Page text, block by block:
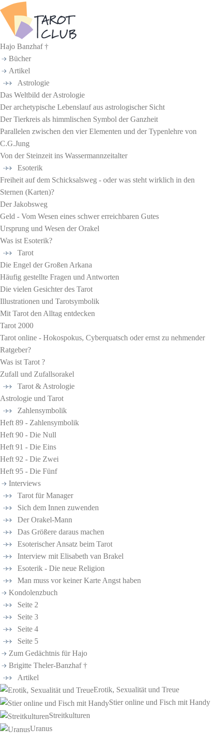
Hajo Banzhaf †
Bücher
Artikel
Astrologie
Das Weltbild der Astrologie
Der archetypische Lebenslauf aus astrologischer Sicht
Der Tierkreis als himmlischen Symbol der Ganzheit
Parallelen zwischen den vier Elementen und der Typenlehre von
C.G.Jung
Von der Steinzeit ins Wassermannzeitalter
Esoterik
Freiheit auf dem Schicksalsweg - oder was steht wirklich in den
Sternen (Karten)?
Der Jakobsweg
Geld - Vom Wesen eines schwer erreichbaren Gutes
Ursprung und Wesen der Orakel
Was ist Esoterik?
Tarot
Die Engel der Großen Arkana
Häufig gestellte Fragen und Antworten
Die vielen Gesichter des Tarot
Illustrationen und Tarotsymbolik
Mit Tarot den Alltag entdecken
Tarot 2000
Tarot online - Hokospokus, Cyberquatsch oder ernst zu nehmender
Ratgeber?
Was ist Tarot ?
Zufall und Zufallsorakel
Tarot & Astrologie
Astrologie und Tarot
Zahlensymbolik
Heft 89 - Zahlensymbolik
Heft 90 - Die Null
Heft 91 - Die Eins
Heft 92 - Die Zwei
Heft 95 - Die Fünf
Interviews
Tarot für Manager
Sich dem Innen zuwenden
Der Orakel-Mann
Das Größere daraus machen
Esoterischer Ansatz beim Tarot
Interview mit Elisabeth van Brakel
Esoterik - Die neue Religion
Man muss vor keiner Karte Angst haben
Kondolenzbuch
Seite 2
Seite 3
Seite 4
Seite 5
Zum Gedächtnis für Hajo
Brigitte Theler-Banzhaf †
Artikel
Erotik, Sexualität und Treue
Stier online und Fisch mit Handy
Streitkulturen
Uranus